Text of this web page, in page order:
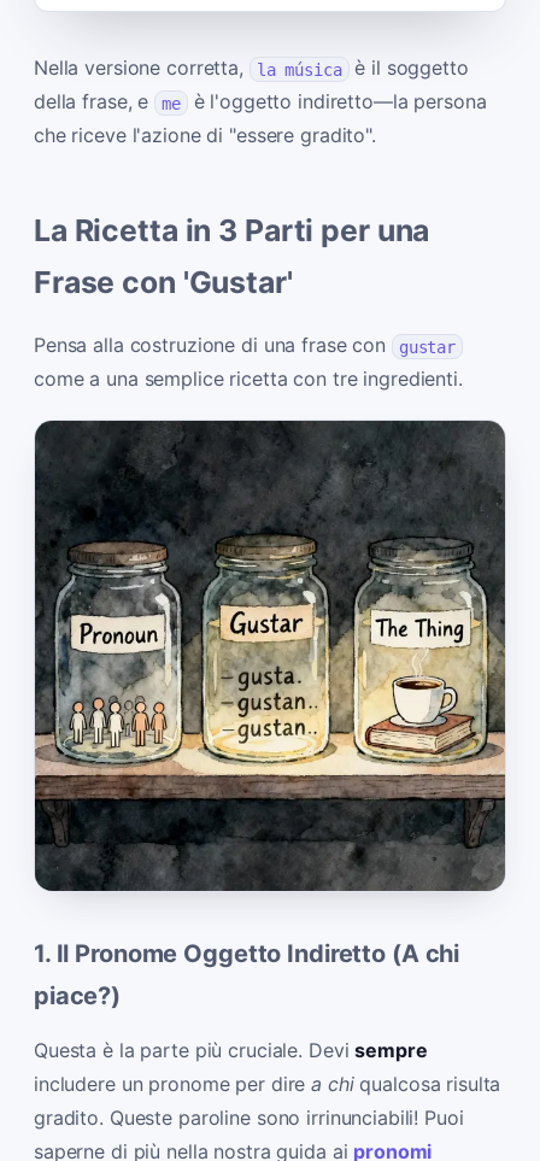
Nella versione corretta, la música
è il soggetto
della frase, e me è l'oggetto indiretto—la persona
che riceve l'azione di "essere gradito".
La Ricetta in 3 Parti per una
Frase con 'Gustar'
Pensa alla costruzione di una frase con gustar
come a una semplice ricetta con tre ingredienti.
1. Il Pronome Oggetto Indiretto (A chi
piace?)
Questa è la parte più cruciale. Devisempre
includere un pronome per direa chiqualcosa risulta
gradito. Queste paroline sono irrinunciabili! Puoi
saperne di più nella nostra guida ai pronomi